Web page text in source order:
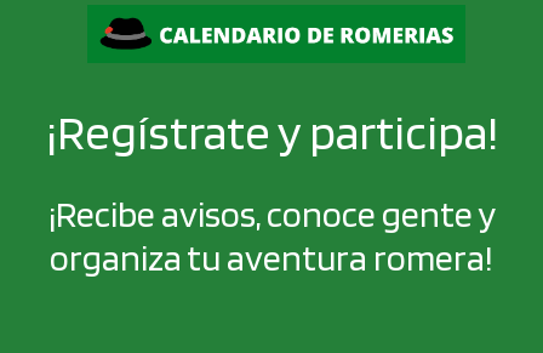
¡Regístrate y participa!
¡Recibe avisos, conoce gente y
organiza tu aventura romera!